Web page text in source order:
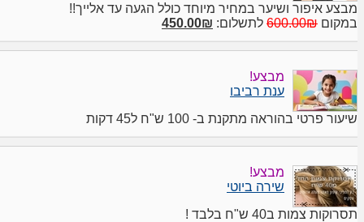
מבצע איפור ושיער במחיר מיוחד כולל הגעה עד אלייך!!
במקום 600.00₪ לתשלום: 450.00₪
מבצע!
ענת רביבו
שיעור פרטי בהוראה מתקנת ב- 100 ש"ח ל45 דקות
מבצע!
שירה ביוטי
תסרוקות צמות ב40 ש"ח בלבד !